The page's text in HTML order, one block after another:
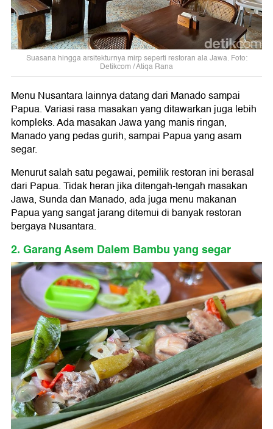
Suasana hingga arsitekturnya mirp seperti restoran ala Jawa. Foto:
Detikcom / Atiqa Rana
Menu Nusantara lainnya datang dari Manado sampai
Papua. Variasi rasa masakan yang ditawarkan juga lebih
kompleks. Ada masakan Jawa yang manis ringan,
Manado yang pedas gurih, sampai Papua yang asam
segar.
Menurut salah satu pegawai, pemilik restoran ini berasal
dari Papua. Tidak heran jika ditengah-tengah masakan
Jawa, Sunda dan Manado, ada juga menu makanan
Papua yang sangat jarang ditemui di banyak restoran
bergaya Nusantara.
2. Garang Asem Dalem Bambu yang segar